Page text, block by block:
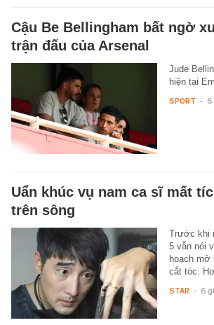
Cậu Be Bellingham bất ngờ
trận đấu của Arsenal
Jude
hiện tại
SPORT - 6
Uẩn khúc vụ nam ca sĩ mất
trên sông
Trước khi
5 vẫn nói
hoạch mở
cắt tóc.
STAR - 6